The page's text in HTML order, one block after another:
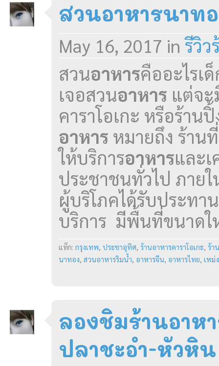
สวนอาหารนาท
May 16, 2017 inรีวิว
สวนอาหารคืออะไรเ
เจอสวนอาหาร แต่จะ
คาราโอเกะ หรือร้าน
อาหาร หมายถึง ร้าน
ให้บริการอาหารและ
ประชาชนทั่วไป ภาย
ผู้บริโภคได้รับประทา
บริการ มีพื้นที่ขนาด
แท็ก: กรุงเทพ, ประชาอุทิศ, ร้านอาหารคาราโอเกะ, ร้า
นาทอง, สวนอาหารริมน้ำ, อาหารจีน, อาหารไทย, เหม่
ลองชิมร้านอาห
ปลาชะอำ-หัวหิ